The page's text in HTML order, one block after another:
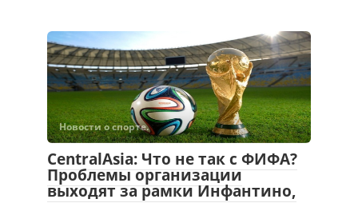
Новости о спорте.
CentralAsia: Что не так с ФИФА?
Проблемы организации
выходят за рамки Инфантино,